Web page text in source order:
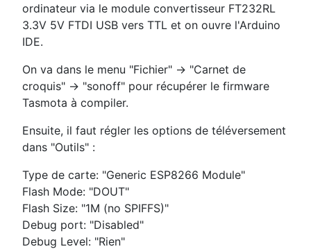
ordinateur via le module convertisseur FT232RL
3.3V 5V FTDI USB vers TTL et on ouvre l'Arduino
IDE.
On va dans le menu "Fichier" -> "Carnet de
croquis" -> "sonoff" pour récupérer le firmware
Tasmota à compiler.
Ensuite, il faut régler les options de téléversement
dans "Outils" :
Type de carte: "Generic ESP8266 Module"
Flash Mode: "DOUT"
Flash Size: "1M (no SPIFFS)"
Debug port: "Disabled"
Debug Level: "Rien"